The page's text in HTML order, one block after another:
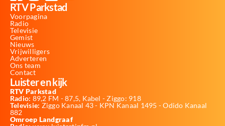
RTV Parkstad
Voorpagina
Radio
Televisie
Gemist
Nieuws
Vrijwilligers
Adverteren
Ons team
Contact
Luister en kijk
RTV Parkstad
Radio: 89,2 FM - 87,5, Kabel - Ziggo: 918
Televisie: Ziggo Kanaal 43 - KPN Kanaal 1495 - Odido Kanaal
882
Omroep Landgraaf